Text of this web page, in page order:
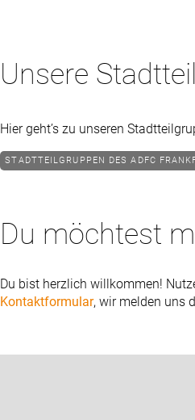
Unsere
Hier geht’s zu unseren
STADTTEILGRUPPEN DES ADFC
Du möchtest
Du bist herzlich willkommen!
Kontaktformular, wir melden uns